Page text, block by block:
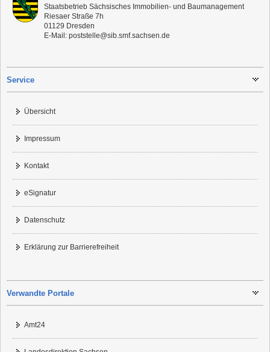
Staatsbetrieb Sächsisches Immobilien- und Baumanagement
Riesaer Straße 7h
01129 Dresden
E-Mail: poststelle@sib.smf.sachsen.de
Service
Übersicht
Impressum
Kontakt
eSignatur
Datenschutz
Erklärung zur Barrierefreiheit
Verwandte Portale
Amt24